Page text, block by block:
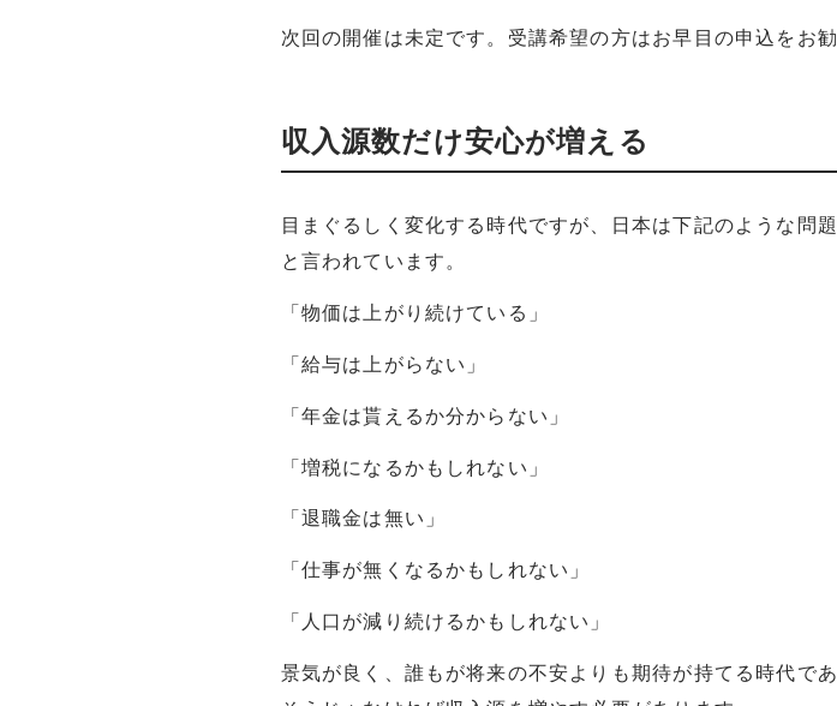
次回の開催は未定です。受講希望の方はお早目の申込をお勧
収入源数だけ安心が増える
目まぐるしく変化する時代ですが、日本は下記のような問
と言われています。
「物価は上がり続けている」
「給与は上がらない」
「年金は貰えるか分からない」
「増税になるかもしれない」
「退職金は無い」
「仕事が無くなるかもしれない」
「人口が減り続けるかもしれない」
景気が良く、誰もが将来の不安よりも期待が持てる時代で